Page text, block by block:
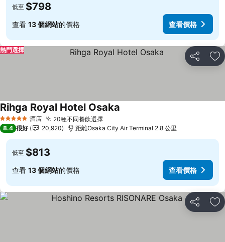
低至 $798
查看 13 個網站的價格 查看價格
分享 放
熱門選擇
5 星級 酒店 20種不同餐飲選擇
Rihga Royal Hotel Osaka
8.4 很好 20,920 距離Osaka City Air Terminal 2.8 公里
低至 $813
查看 13 個網站的價格 查看價格
分享 放